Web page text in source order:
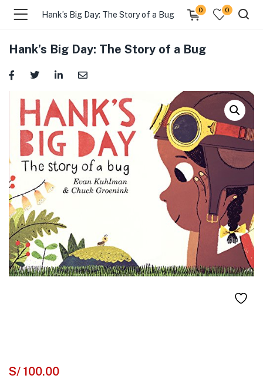
Hank’s Big Day: The Story of a Bug
0 0
Hank’s Big Day: The Story of a Bug
S/ 100.00